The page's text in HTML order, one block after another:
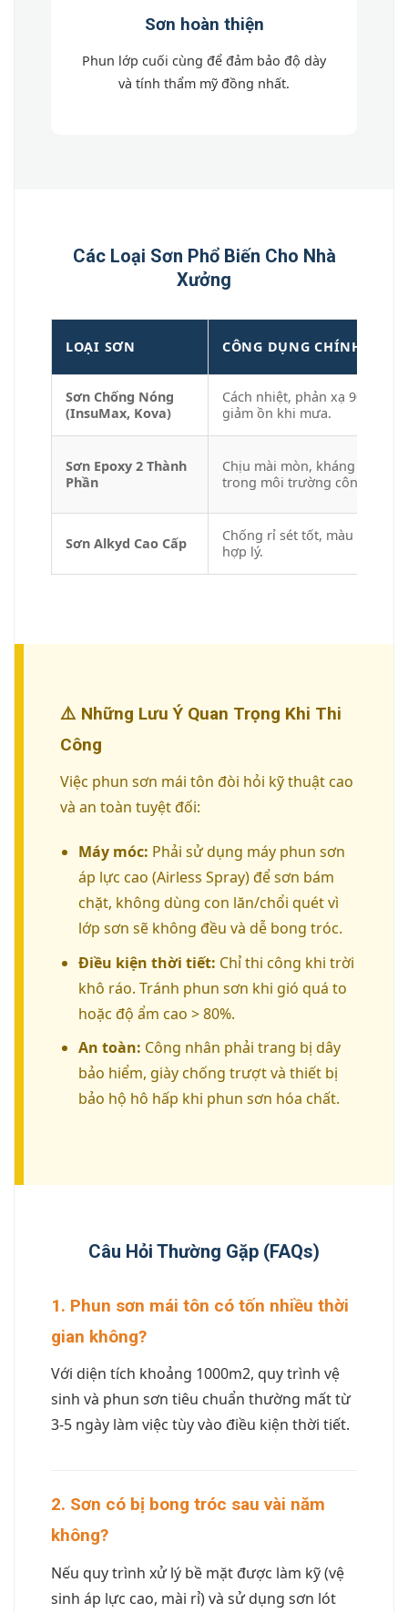
Sơn hoàn thiện
Phun lớp cuối cùng để đảm bảo độ dày
và tính thẩm mỹ đồng nhất.
Các Loại Sơn Phổ Biến Cho Nhà
Xưởng
LOẠI SƠN CÔNG DỤNG CHÍNH
Sơn Chống Nóng
(InsuMax, Kova)
Cách nhiệt, phản xạ 90%
giảm ồn khi mưa.
Sơn Epoxy 2 Thành
Phần
Chịu mài mòn, kháng hóa
trong môi trường công
Sơn Alkyd Cao Cấp
Chống rỉ sét tốt, màu sắc đa
hợp lý.
⚠️ Những Lưu Ý Quan Trọng Khi Thi
Công
Việc phun sơn mái tôn đòi hỏi kỹ thuật cao
và an toàn tuyệt đối:
Máy móc: Phải sử dụng máy phun sơn
áp lực cao (Airless Spray) để sơn bám
chặt, không dùng con lăn/chổi quét vì
lớp sơn sẽ không đều và dễ bong tróc.
Điều kiện thời tiết: Chỉ thi công khi trời
khô ráo. Tránh phun sơn khi gió quá to
hoặc độ ẩm cao > 80%.
An toàn: Công nhân phải trang bị dây
bảo hiểm, giày chống trượt và thiết bị
bảo hộ hô hấp khi phun sơn hóa chất.
Câu Hỏi Thường Gặp (FAQs)
1. Phun sơn mái tôn có tốn nhiều thời
gian không?
Với diện tích khoảng 1000m2, quy trình vệ
sinh và phun sơn tiêu chuẩn thường mất từ
3-5 ngày làm việc tùy vào điều kiện thời tiết.
2. Sơn có bị bong tróc sau vài năm
không?
Nếu quy trình xử lý bề mặt được làm kỹ (vệ
sinh áp lực cao, mài rỉ) và sử dụng sơn lót